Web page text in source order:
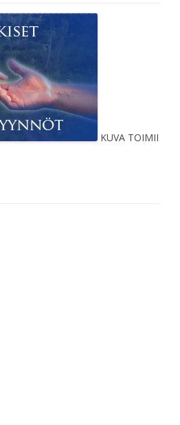
KUVA TOIMII